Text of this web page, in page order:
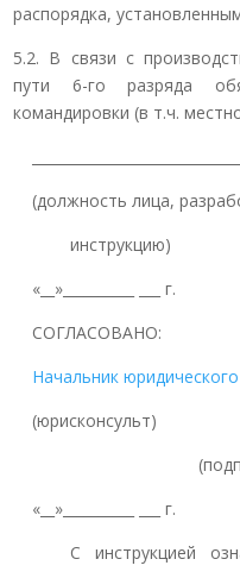
распорядка,
5.2. В связи с
пути 6-го разряда
командировки (в т.ч.
(должность лица,
инструкцию)
«__»__________ ___ г.
СОГЛАСОВАНО:
Начальник
(юрисконсульт)
(подпись)
«__»__________ ___ г.
С инструкцией